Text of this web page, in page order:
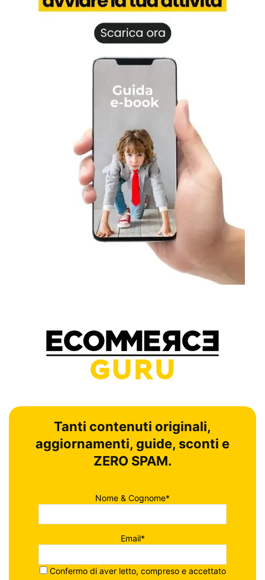
Tanti contenuti originali,
aggiornamenti, guide, sconti e
ZERO SPAM.
Nome & Cognome*
Email*
Confermo di aver letto, compreso e accettato